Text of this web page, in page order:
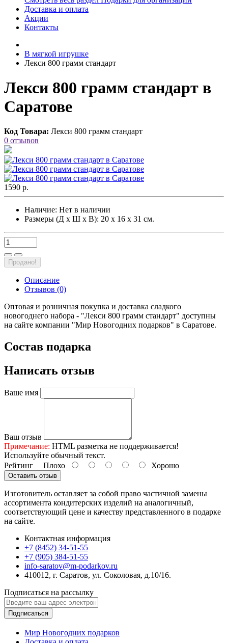
Доставка и оплата
Акции
Контакты
В мягкой игрушке
Лекси 800 грамм стандарт
Лекси 800 грамм стандарт в
Саратове
Код Товара: Лекси 800 грамм стандарт
0 отзывов
1590 р.
Наличие: Нет в наличии
Размеры (Д х Ш х В): 20 х 16 х 31 см.
Продано!
Описание
Отзывов (0)
Оптовая и розничная покупка и доставка сладкого
новогоднего набора - "Лекси 800 грамм стандарт" доступны
на сайте компании "Мир Новогодних подарков" в Саратове.
Состав подарка
Написать отзыв
Ваше имя
Ваш отзыв
Примечание: HTML разметка не поддерживается!
Используйте обычный текст.
Рейтинг Плохо Хорошо
Оставить отзыв
Изготовитель оставляет за собой право частичной замены
ассортимента кондитерских изделий на аналогичный,
соответствующий цене и качеству представленного в подарке
на сайте.
Контактная информация
+7 (8452) 34-51-55
+7 (905) 384-51-55
info-saratov@m-podarkov.ru
410012, г. Саратов, ул. Соколовая, д.10/16.
Подписаться на рассылку
Подписаться
Мир Новогодних подарков